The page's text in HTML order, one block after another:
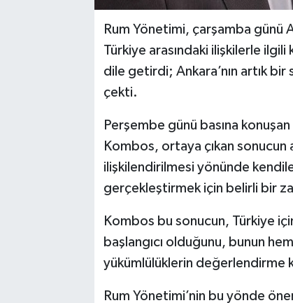
Rum Yönetimi, çarşamba günü
Türkiye arasındaki ilişkilerle
dile getirdi; Ankara’nın artık
çekti.
Perşembe günü basına
Kombos, ortaya çıkan sonucun
ilişkilendirilmesi yönünde
gerçekleştirmek için belirli bir
Kombos bu sonucun, Türkiye
başlangıcı olduğunu, bunun
yükümlülüklerin değerlendirme
Rum Yönetimi’nin bu yönde